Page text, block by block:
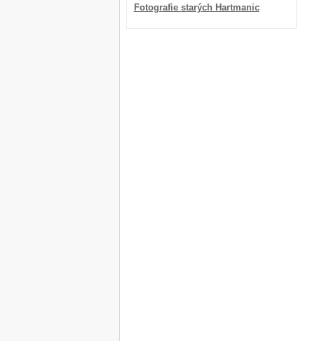
Fotografie starých Hartmanic